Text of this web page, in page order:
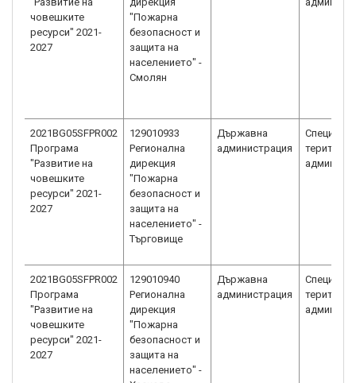
човешките
ресурси" 2021-
2027
"Пожарна
безопасност и
защита на
населението" -
Смолян
2021BG05SFPR002
Програма
"Развитие на
човешките
ресурси" 2021-
2027
129010933
Регионална
дирекция
"Пожарна
безопасност и
защита на
населението" -
Търговище
Държавна
администрация
2021BG05SFPR002
Програма
"Развитие на
човешките
ресурси" 2021-
2027
129010940
Регионална
дирекция
"Пожарна
безопасност и
защита на
населението" -
Държавна
администрация